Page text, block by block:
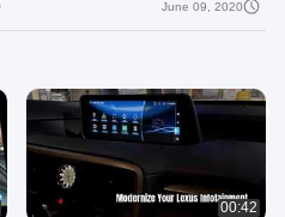
June 09, 2020
00:42